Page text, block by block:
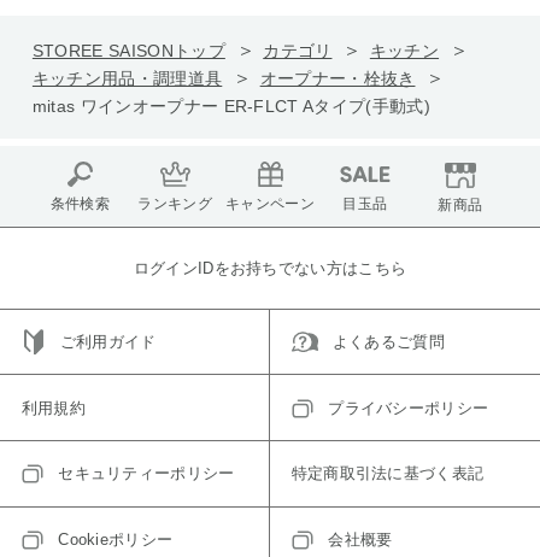
STOREE SAISONトップ カテゴリ
キッチン
キッチン用品・調理道具
オープナー・栓抜き
mitas ワインオープナー ER-FLCT Aタイプ(手動式)
条件検索 ランキング キャンペーン 目玉品 新商品
ログインIDをお持ちでない方はこちら
ご利用ガイド よくあるご質問
利用規約 プライバシーポリシー
セキュリティーポリシー 特定商取引法に基づく表記
Cookieポリシー 会社概要